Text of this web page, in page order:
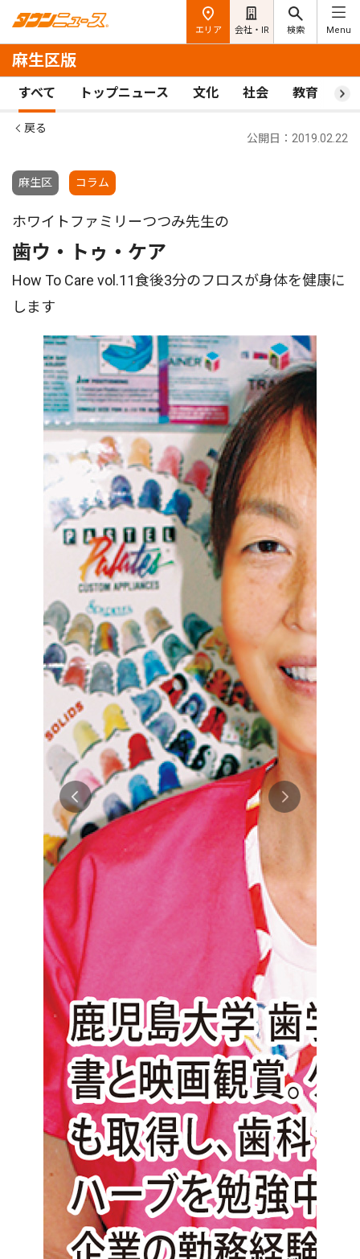
エリア 会社・IR 検索 Menu
麻生区版
すべて トップニュース 文化 社会 教育 ス
戻る
麻生区 コラム
公開日：2019.02.22
ホワイトファミリーつつみ先生の
歯ウ・トゥ・ケア
How To Care vol.11食後3分のフロスが身体を健康に
します